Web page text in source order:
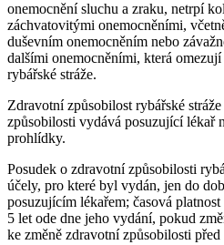
onemocnění sluchu a zraku, netrpí
záchvatovitými onemocněními,
duševním onemocněním nebo
dalšími onemocněními, která
rybářské stráže.
Zdravotní způsobilost rybářské
způsobilosti vydává posuzující lékař
prohlídky.
Posudek o zdravotní způsobilosti
účely, pro které byl vydán, jen do
posuzujícím lékařem; časová
5 let ode dne jeho vydání, pokud
ke změně zdravotní způsobilosti